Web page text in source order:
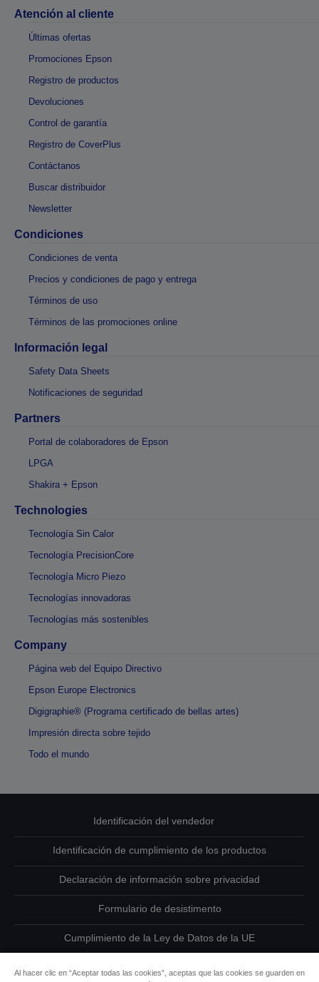
Atención al cliente
Últimas ofertas
Promociones Epson
Registro de productos
Devoluciones
Control de garantía
Registro de CoverPlus
Contáctanos
Buscar distribuidor
Newsletter
Condiciones
Condiciones de venta
Precios y condiciones de pago y entrega
Términos de uso
Términos de las promociones online
Información legal
Safety Data Sheets
Notificaciones de seguridad
Partners
Portal de colaboradores de Epson
LPGA
Shakira + Epson
Technologies
Tecnología Sin Calor
Tecnología PrecisionCore
Tecnología Micro Piezo
Tecnologías innovadoras
Tecnologías más sostenibles
Company
Página web del Equipo Directivo
Epson Europe Electronics
Digigraphie® (Programa certificado de bellas artes)
Impresión directa sobre tejido
Todo el mundo
Identificación del vendedor
Identificación de cumplimiento de los productos
Declaración de información sobre privacidad
Formulario de desistimento
Cumplimiento de la Ley de Datos de la UE
Al hacer clic en “Aceptar todas las cookies”, aceptas que las cookies se guarden en